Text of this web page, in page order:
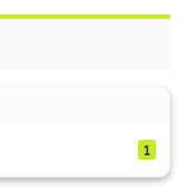
1